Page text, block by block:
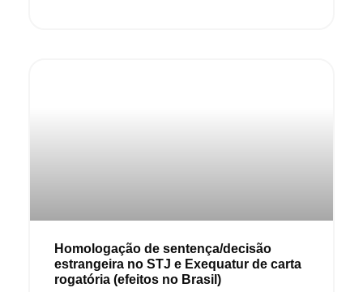
Homologação de sentença/decisão
estrangeira no STJ e Exequatur de carta
rogatória (efeitos no Brasil)